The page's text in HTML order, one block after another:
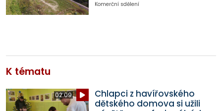
Komerční sdělení
K tématu
02:09
Chlapci z havířovského
dětského domova si užili